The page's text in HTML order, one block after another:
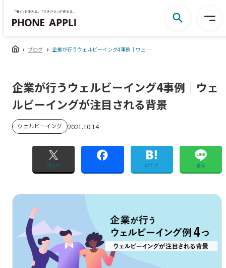
ブログ 企業が行うウェルビーイング4事例｜ウェルビーイングが注目される背景
企業が行うウェルビーイング4事例｜ウェ
ルビーイングが注目される背景
ウェルビーイング 2021.10.14
ポスト シェア はてブ 送る